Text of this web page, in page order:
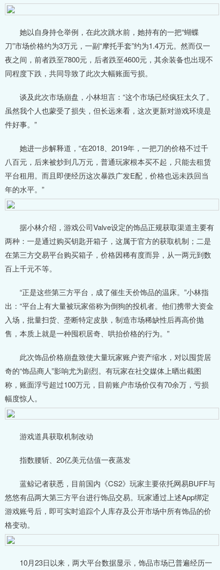
她以自身持仓举例，在此次跳水前，她持有的一把“蝴蝶
刀”市场价格约为3万元，一副“摩托手套”约为1.4万元。然而仅一
夜之间，前者跌至7800元，后者跌至4600元，其余装备也出现不
同程度下跌，共同导致了此次大幅账面亏损。
谈及此次市场崩盘，小林坦言：“这个市场已经疯狂太久了。
虽然我个人也蒙受了损失，但长远来看，这次更新对游戏环境是
件好事。”
她进一步解释道，“在2018、2019年，一把刀的价格不过千
八百元，后来被炒到几万元，普通玩家根本买不起，只能去租赁
平台租用。而且即便经历这次暴跌广发E配，价格也远未跌回当
年的水平。”
据小林介绍，游戏公司Valve设定的饰品正规获取渠道主要有
两种：一是通过购买钥匙开箱子，这属于官方的获取机制；二是
在第三方交易平台购买箱子，价格因稀有度而异，从一两元到数
百上千元不等。
“正是这些第三方平台，成了催生天价饰品的温床。”小林指
出：“平台上有大量被玩家俗称为倒狗的投机者。他们携带大资金
入场，批量扫货、垄断特定皮肤，制造市场稀缺性后再高价抛
售，本质上就是一种囤积居奇、哄抬价格的行为。”
此次饰品价格崩盘致使大量玩家账户资产缩水，对以囤货居
奇的“饰品商人”影响尤为剧烈。有玩家在社交媒体上晒出截图
称，账面浮亏超过100万元，目前账户市场价仅有70余万，亏损
幅度惊人。
游戏道具获取机制改动
指数腰斩、20亿美元估值一夜蒸发
蓝鲸记者获悉，目前国内《CS2》玩家主要依托网易BUFF与
悠悠有品两大第三方平台进行饰品交易。玩家通过上述App绑定
游戏账号后，即可实时追踪个人库存及公开市场中所有饰品的价
格变动。
10月23日以来，两大平台数据显示，饰品市场已普遍经历一